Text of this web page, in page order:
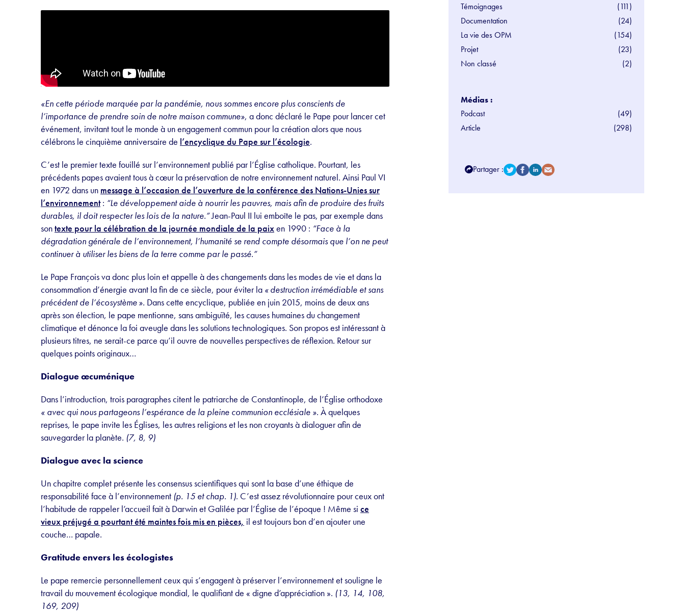
«En cette période marquée par la pandémie, nous sommes encore plus conscients de
l’importance de prendre soin de notre maison commune», a donc déclaré le Pape pour lancer cet
événement, invitant tout le monde à un engagement commun pour la création alors que nous
célébrons le cinquième anniversaire de l’encyclique du Pape sur l’écologie.
C’est le premier texte fouillé sur l’environnement publié par l’Église catholique. Pourtant, les
précédents papes avaient tous à cœur la préservation de notre environnement naturel. Ainsi Paul VI
en 1972 dans un message à l’occasion de l’ouverture de la conférence des Nations-Unies sur
l’environnement: “Le développement aide à nourrir les pauvres, mais afin de produire des fruits
durables, il doit respecter les lois de la nature.”Jean-Paul II lui emboîte le pas, par exemple dans
sontexte pour la célébration de la journée mondiale de la paixen 1990 : “Face à la
dégradation générale de l’environnement, l’humanité se rend compte désormais que l’on ne peut
continuer à utiliser les biens de la terre comme par le passé.”
Le Pape François va donc plus loin et appelle à des changements dans les modes de vie et dans la
consommation d’énergie avant la fin de ce siècle, pour éviter la «destruction irrémédiable et sans
précédent de l’écosystème». Dans cette encyclique, publiée en juin 2015, moins de deux ans
après son élection, le pape mentionne, sans ambiguïté, les causes humaines du changement
climatique et dénonce la foi aveugle dans les solutions technologiques. Son propos est intéressant à
plusieurs titres, ne serait-ce parce qu’il ouvre de nouvelles perspectives de réflexion. Retour sur
quelques points originaux…
Dialogueœcuménique
Dans l’introduction, trois paragraphes citent le patriarche de Constantinople, de l’Église orthodoxe
« avec qui nous partageons l’espérance de la pleine communion ecclésiale ». À quelques
reprises, le pape invite les Églises, les autres religions et les non croyants à dialoguer afin de
sauvegarder la planète. (7, 8, 9)
Dialogue avec la science
Un chapitre complet présente les consensus scientifiques qui sont la base d’une éthique de
responsabilité face à l’environnement (p. 15 et chap. 1). C’est assez révolutionnaire pour ceux ont
l’habitude de rappeler l’accueil fait à Darwin et Galilée par l’Église de l’époque ! Même si ce
vieux préjugé a pourtant été maintes fois mis en pièces, il est toujours bon d’en ajouter une
couche… papale.
Gratitude envers les écologistes
Le pape remercie personnellement ceux qui s’engagent à préserver l’environnement et souligne le
travail du mouvement écologique mondial, le qualifiant de « digne d’appréciation ». (13, 14, 108,
169, 209)
Témoignages
(111)
Documentation
(24)
La vie des OPM
(154)
Projet
(23)
Non classé
(2)
Médias :
Podcast
(49)
Article
(298)
Partager :